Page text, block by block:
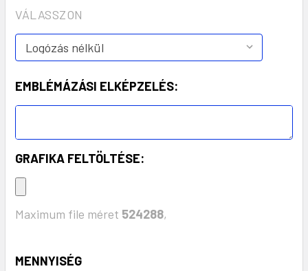
VÁLASSZON
EMBLÉMÁZÁSI ELKÉPZELÉS:
GRAFIKA FELTÖLTÉSE:
Maximum file méret 524288,
KÉSZLET:
MENNYISÉG